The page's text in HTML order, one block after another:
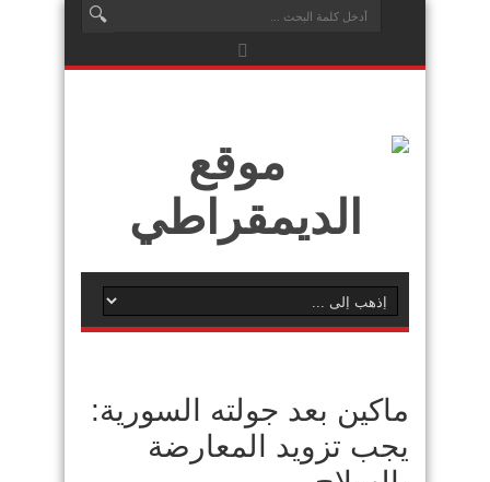
ماكين بعد جولته السورية:
يجب تزويد المعارضة